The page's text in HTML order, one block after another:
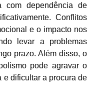
com dependência de
Conflitos
e o impacto nos
levar a problemas
prazo. Além disso, o
pode agravar o
e dificultar a procura de